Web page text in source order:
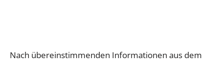
Nach übereinstimmenden Informationen aus dem